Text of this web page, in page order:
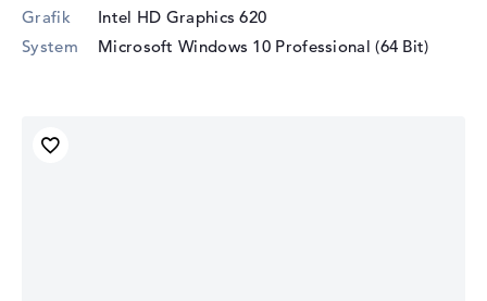
Grafik
Intel HD Graphics 620
System
Microsoft Windows 10 Professional (64 Bit)